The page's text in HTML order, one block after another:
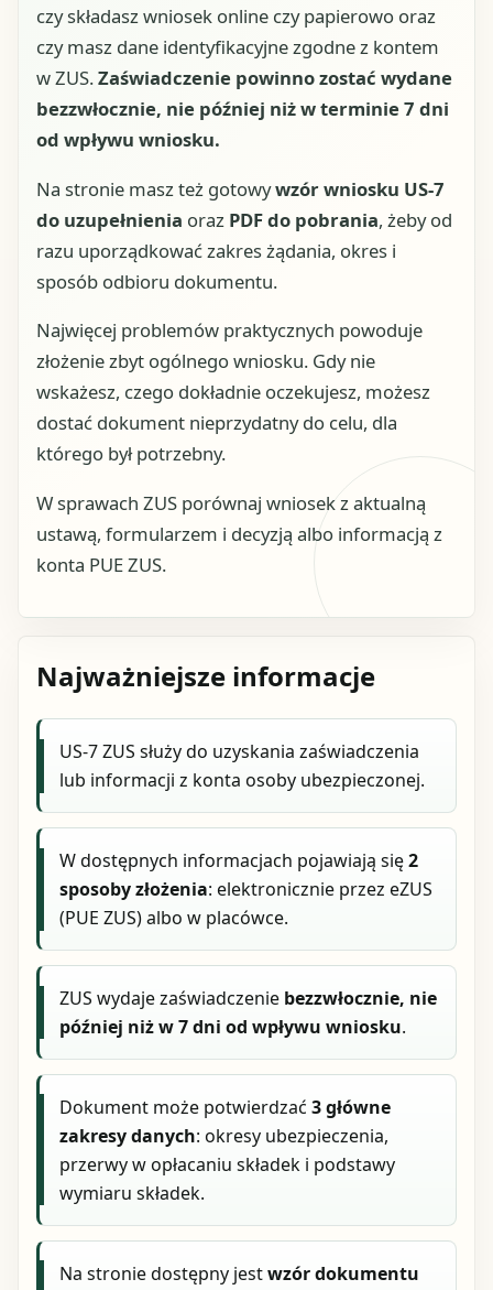
czy składasz wniosek online czy papierowo oraz
czy masz dane identyfikacyjne zgodne z kontem
w ZUS.Zaświadczenie powinno zostać wydane
bezzwłocznie, nie później niż w terminie 7 dni
od wpływu wniosku.
Na stronie masz też gotowywzór wniosku US-7
do uzupełnienia oraz PDF do pobrania, żeby od
razu uporządkować zakres żądania, okres i
sposób odbioru dokumentu.
Najwięcej problemów praktycznych powoduje
złożenie zbyt ogólnego wniosku. Gdy nie
wskażesz, czego dokładnie oczekujesz, możesz
dostać dokument nieprzydatny do celu, dla
którego był potrzebny.
W sprawach ZUS porównaj wniosek z aktualną
ustawą, formularzem i decyzją albo informacją z
konta PUE ZUS.
Najważniejsze informacje
US-7 ZUS służy do uzyskania zaświadczenia
lub informacji z konta osoby ubezpieczonej.
W dostępnych informacjach pojawiają się2
sposoby złożenia: elektronicznie przez eZUS
(PUE ZUS) albo w placówce.
ZUS wydaje zaświadczenie bezzwłocznie, nie
później niż w 7 dni od wpływu wniosku.
Dokument może potwierdzać3 główne
zakresy danych: okresy ubezpieczenia,
przerwy w opłacaniu składek i podstawy
wymiaru składek.
Na stronie dostępny jestwzór dokumentu